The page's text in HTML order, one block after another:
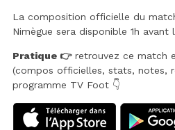
La composition officielle du
Nimègue sera disponible 1h avant
Pratique 👉retrouvez ce match
(compos officielles, stats, notes,
programme TV Foot 👇